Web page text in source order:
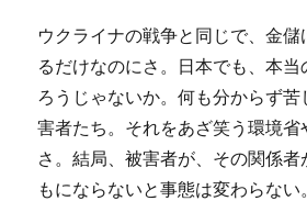
ウクライナの戦争と同じで、金
るだけなのにさ。日本でも、本
ろうじゃないか。何も分からず
害者たち。それをあざ笑う環境
さ。結局、被害者が、その関係者
もにならないと事態は変わらな